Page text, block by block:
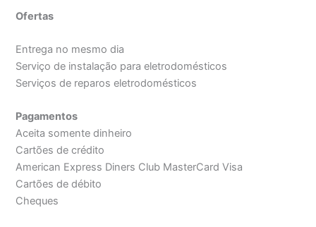
Ofertas
Entrega no mesmo dia
Serviço de instalação para eletrodomésticos
Serviços de reparos eletrodomésticos
Pagamentos
Aceita somente dinheiro
Cartões de crédito
American Express Diners Club MasterCard Visa
Cartões de débito
Cheques